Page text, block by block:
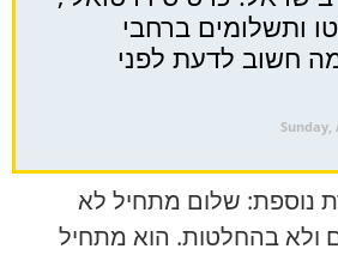
ותשלומים ברחבי
חשוב לדעת לפני
Sunday,
נוספת: שלום מתחיל לא
ולא בהחלטות. הוא מתחיל